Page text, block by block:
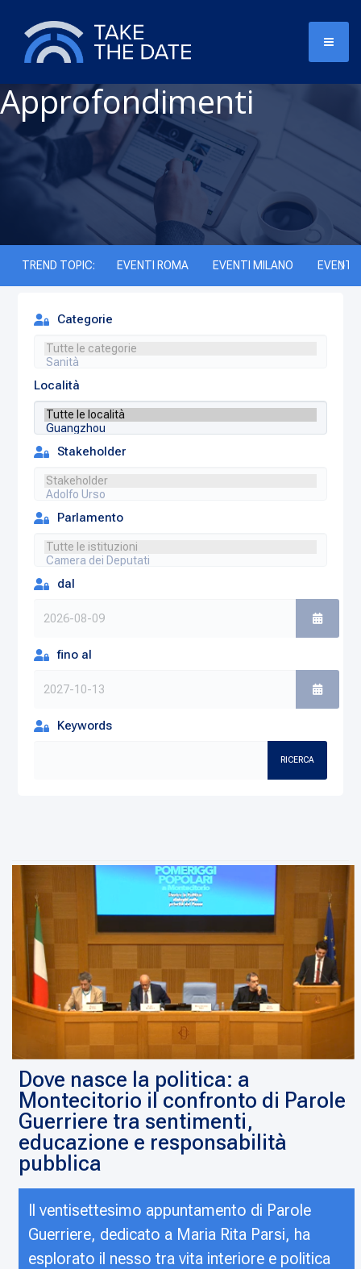
Approfondimenti
TREND TOPIC: EVENTI ROMA EVENTI MILANO EVENTI
Categorie
Località
Stakeholder
Parlamento
dal
fino al
Keywords
RICERCA
Dove nasce la politica: a
Montecitorio il confronto di Parole
Guerriere tra sentimenti,
educazione e responsabilità
pubblica
Il ventisettesimo appuntamento di Parole
Guerriere, dedicato a Maria Rita Parsi, ha
esplorato il nesso tra vita interiore e politica